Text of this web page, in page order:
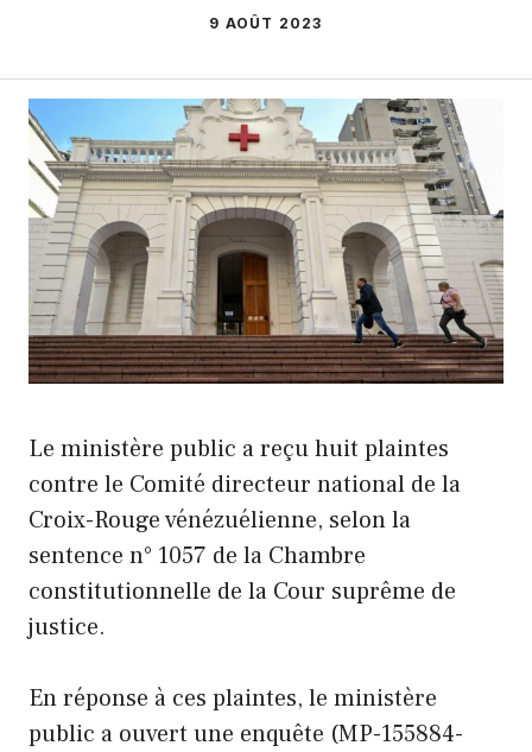
9 AOÛT 2023
Le ministère public a reçu huit plaintes
contre le Comité directeur national de la
Croix-Rouge vénézuélienne, selon la
sentence n° 1057 de la Chambre
constitutionnelle de la Cour suprême de
justice.
En réponse à ces plaintes, le ministère
public a ouvert une enquête (MP-155884-